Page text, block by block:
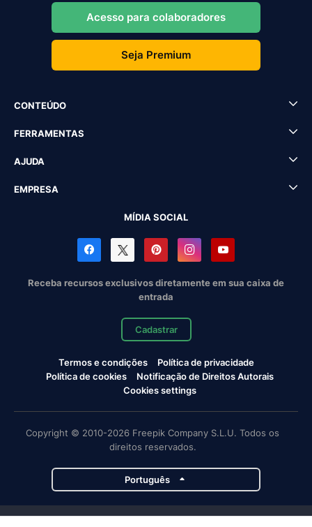
Acesso para colaboradores
Seja Premium
CONTEÚDO
FERRAMENTAS
AJUDA
EMPRESA
MÍDIA SOCIAL
Receba recursos exclusivos diretamente em sua caixa de
entrada
Cadastrar
Termos e condições
Política de privacidade
Política de cookies
Notificação de Direitos Autorais
Cookies settings
Copyright © 2010-2026 Freepik Company S.L.U. Todos os
direitos reservados.
Português